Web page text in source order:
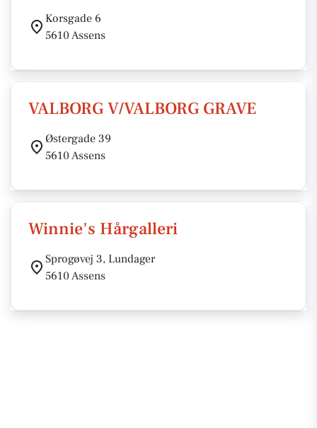
Korsgade 6
5610 Assens
VALBORG V/VALBORG GRAVE
Østergade 39
5610 Assens
Winnie's Hårgalleri
Sprogøvej 3, Lundager
5610 Assens